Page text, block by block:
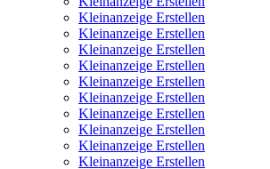
Kleinanzeige Erstellen
Kleinanzeige Erstellen
Kleinanzeige Erstellen
Kleinanzeige Erstellen
Kleinanzeige Erstellen
Kleinanzeige Erstellen
Kleinanzeige Erstellen
Kleinanzeige Erstellen
Kleinanzeige Erstellen
Kleinanzeige Erstellen